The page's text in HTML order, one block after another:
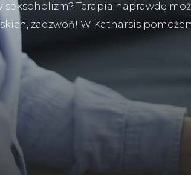
seksoholizm? Terapia naprawdę
zadzwoń! W Katharsis